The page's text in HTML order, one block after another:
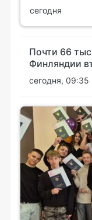
сегодня
Почти 66
Финляндии
сегодня, 09:35